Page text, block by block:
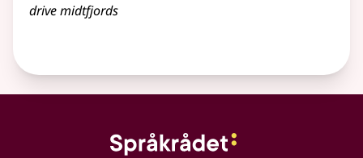
drivemidtfjords